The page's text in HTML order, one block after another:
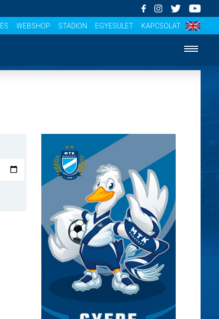
WEBSHOP STADION EGYESÜLET KAPCSOLAT